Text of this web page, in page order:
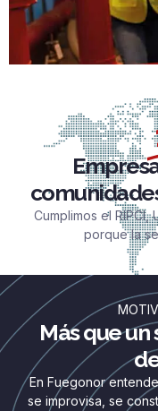
Cumplimos el RIPCI,
porque la
Más que
En Fuegonor
se improvisa, se